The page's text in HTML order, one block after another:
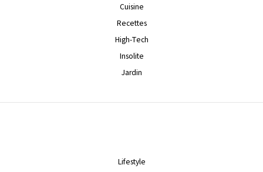
Cuisine
Recettes
High-Tech
Insolite
Jardin
Lifestyle